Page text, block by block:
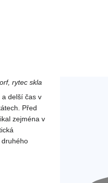
rytec skla
a delší čas v
Před
zejména v
druhého